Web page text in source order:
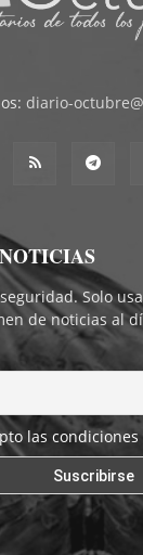
diario-
Solo
de noticias al
las